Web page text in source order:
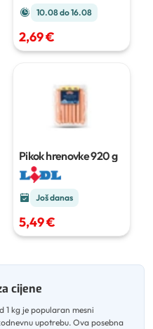
10.08 do 16.08
2,69 €
Pikok hrenovke920 g
Još danas
5,49 €
cijene
1 kg je popularan mesni
upotrebu. Ova posebna